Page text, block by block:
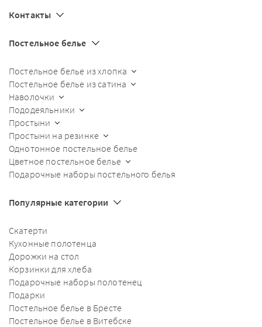
Контакты
Постельное белье
Постельное белье из хлопка
Постельное белье из сатина
Наволочки
Пододеяльники
Простыни
Простыни на резинке
Однотонное постельное белье
Цветное постельное белье
Подарочные наборы постельного белья
Популярные категории
Скатерти
Кухонные полотенца
Дорожки на стол
Корзинки для хлеба
Подарочные наборы полотенец
Подарки
Постельное белье в Бресте
Постельное белье в Витебске